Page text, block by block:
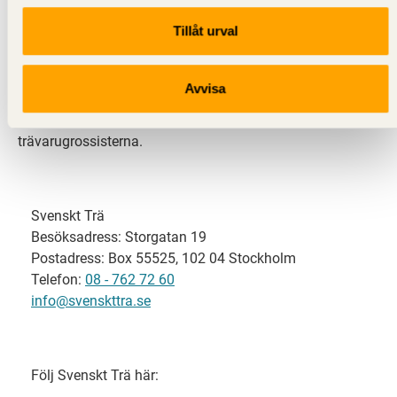
Tillåt urval
Avvisa
Svenskt Trä representerar svensk sågverksindustri
och är en del av branschorganisationen
svensk limträ-, KL-trä- och förpackningsindustri samt
trävarugrossisterna.
Svenskt Trä
Besöksadress: Storgatan 19
Postadress: Box 55525, 102 04 Stockholm
Telefon: 08 - 762 72 60
info@svenskttra.se
Följ Svenskt Trä här: